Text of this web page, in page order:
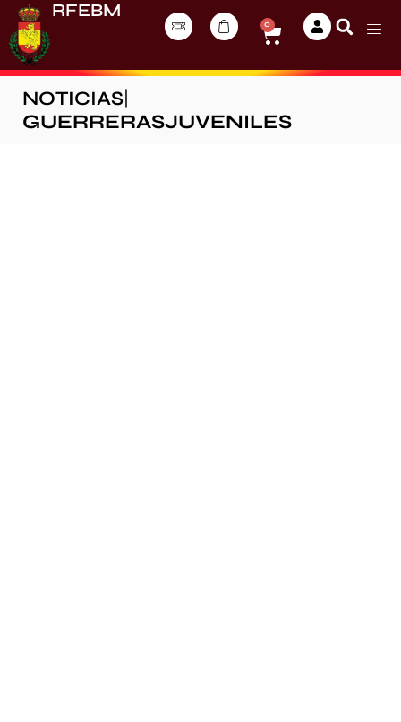
RFEBM
0
NOTICIAS
GUERRERASJUVENILES